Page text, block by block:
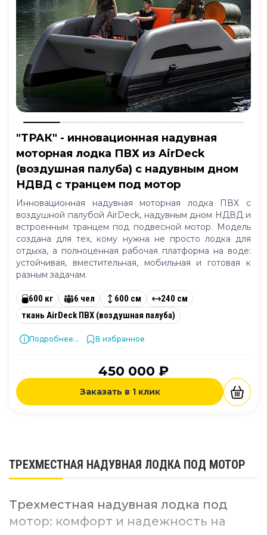
"ТРАК" - инновационная надувная
моторная лодка ПВХ из AirDeck
(воздушная палуба) с надувным дном
НДВД с транцем под мотор
Инновационная надувная моторная лодка ПВХ с
воздушной палубой AirDeck, надувным дном НДВД и
встроенным транцем под подвесной мотор. Модель
создана для тех, кому нужна не просто лодка для
отдыха, а полноценная рабочая платформа на воде:
устойчивая, вместительная, мобильная и готовая к
разным задачам.
600 кг 6 чел 600 см
240 см
ткань AirDeck ПВХ (воздушная палуба)
Подробнее... В избранное
450 000 ₽
Заказать в 1 клик
ТРЕХМЕСТНАЯ НАДУВНАЯ ЛОДКА ПОД МОТОР
Трехместная надувная лодка под
мотор: комфорт и надежность на